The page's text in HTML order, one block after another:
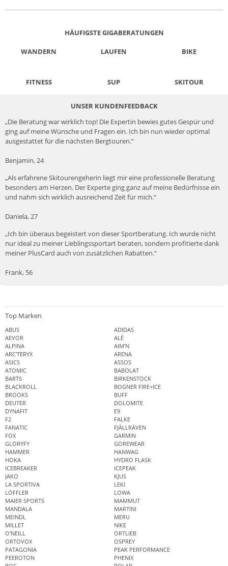
HÄUFIGSTE GIGABERATUNGEN
WANDERN LAUFEN BIKE
FITNESS SUP SKITOUR
UNSER KUNDENFEEDBACK
„Die Beratung war wirklich top! Die Expertin bewies gutes Gespür und
ging auf meine Wünsche und Fragen ein. Ich bin nun wieder optimal
ausgestattet für die nächsten Bergtouren.“
Benjamin, 24
„Als erfahrene Skitourengeherin liegt mir eine professionelle Beratung
besonders am Herzen. Der Experte ging ganz auf meine Bedürfnisse ein
und nahm sich wirklich ausreichend Zeit für mich.“
Daniela, 27
„Ich bin überaus begeistert von dieser Sportberatung. Ich wurde nicht
nur ideal zu meiner Lieblingssportart beraten, sondern profitierte dank
meiner PlusCard auch von zusätzlichen Rabatten.“
Frank, 56
Top Marken
ABUS
ADIDAS
AEVOR
ALÉ
ALPINA
AIM'N
ARC'TERYX
ARENA
ASICS
ASSOS
ATOMIC
BABOLAT
BARTS
BIRKENSTOCK
BLACKROLL
BOGNER FIRE+ICE
BROOKS
BUFF
DEUTER
DOLOMITE
DYNAFIT
E9
F2
FALKE
FANATIC
FJÄLLRÄVEN
FOX
GARMIN
GLORYFY
GOREWEAR
HAMMER
HANWAG
HOKA
HYDRO FLASK
ICEBREAKER
ICEPEAK
JAKO
KJUS
LA SPORTIVA
LEKI
LÖFFLER
LOWA
MAIER SPORTS
MAMMUT
MANDALA
MARTINI
MEINDL
MERU
MILLET
NIKE
O'NEILL
ORTLIEB
ORTOVOX
OSPREY
PATAGONIA
PEAK PERFORMANCE
PEEROTON
PHENIX